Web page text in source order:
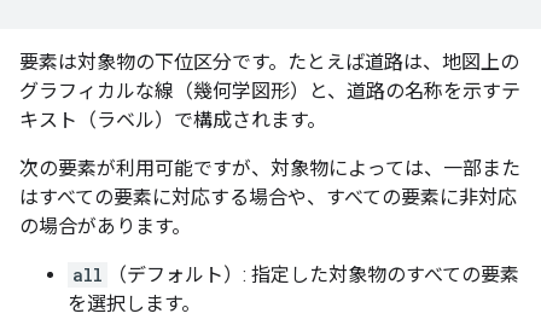
要素は対象物の下位区分です。たとえば道路は、地図上の
グラフィカルな線（幾何学図形）と、道路の名称を示すテ
キスト（ラベル）で構成されます。
次の要素が利用可能ですが、対象物によっては、一部また
はすべての要素に対応する場合や、すべての要素に非対応
の場合があります。
all
（デフォルト）: 指定した対象物のすべての要素
を選択します。